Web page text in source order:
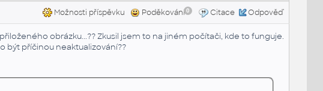
Možnosti příspěvku Poděkování 0 Citace Odpověď
obrázku...?? Zkusil jsem to na jiném počítači, kde to funguje.
být příčinou neaktualizování??